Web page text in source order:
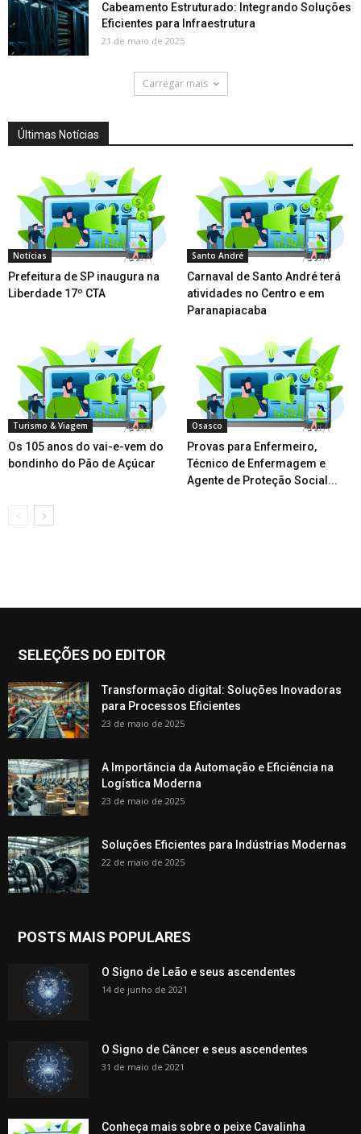
Cabeamento Estruturado: Integrando Soluções
Eficientes para Infraestrutura
21 de maio de 2025
Carregar mais
Últimas Notícias
Notícias
Prefeitura de SP inaugura na
Liberdade 17º CTA
Santo André
Carnaval de Santo André terá
atividades no Centro e em
Paranapiacaba
Turismo & Viagem
Os 105 anos do vai-e-vem do
bondinho do Pão de Açúcar
Osasco
Provas para Enfermeiro,
Técnico de Enfermagem e
Agente de Proteção Social...
SELEÇÕES DO EDITOR
Transformação digital: Soluções Inovadoras
para Processos Eficientes
23 de maio de 2025
A Importância da Automação e Eficiência na
Logística Moderna
23 de maio de 2025
Soluções Eficientes para Indústrias Modernas
22 de maio de 2025
POSTS MAIS POPULARES
O Signo de Leão e seus ascendentes
14 de junho de 2021
O Signo de Câncer e seus ascendentes
31 de maio de 2021
Conheça mais sobre o peixe Cavalinha